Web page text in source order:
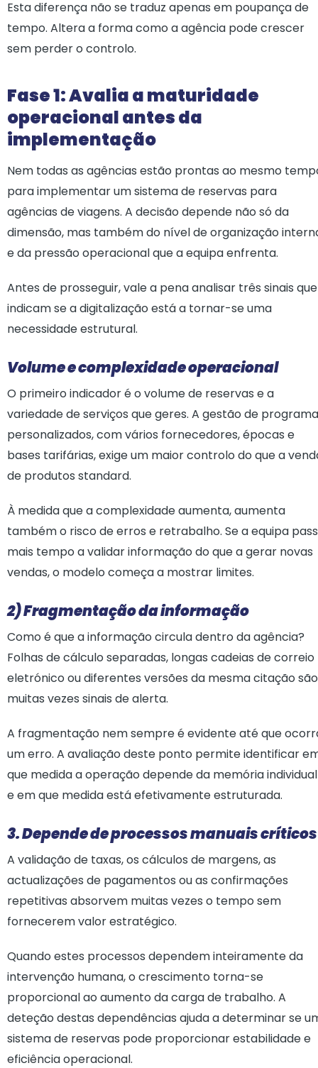
Esta diferença não se traduz apenas em poupança de
tempo. Altera a forma como a agência pode crescer
sem perder o controlo.
Fase 1: Avalia a maturidade
operacional antes da
implementação
Nem todas as agências estão prontas ao mesmo
para implementar um sistema de reservas para
agências de viagens. A decisão depende não só da
dimensão, mas também do nível de organização
e da pressão operacional que a equipa enfrenta.
Antes de prosseguir, vale a pena analisar três sinais que
indicam se a digitalização está a tornar-se uma
necessidade estrutural.
Volume e complexidade operacional
O primeiro indicador é o volume de reservas e a
variedade de serviços que geres. A gestão de
personalizados, com vários fornecedores, épocas e
bases tarifárias, exige um maior controlo do que a
de produtos standard.
À medida que a complexidade aumenta, aumenta
também o risco de erros e retrabalho. Se a equipa
mais tempo a validar informação do que a gerar novas
vendas, o modelo começa a mostrar limites.
2) Fragmentação da informação
Como é que a informação circula dentro da agência?
Folhas de cálculo separadas, longas cadeias de correio
eletrónico ou diferentes versões da mesma citação são
muitas vezes sinais de alerta.
A fragmentação nem sempre é evidente até que
um erro. A avaliação deste ponto permite identificar
que medida a operação depende da memória individual
e em que medida está efetivamente estruturada.
3. Depende de processos manuais críticos
A validação de taxas, os cálculos de margens, as
actualizações de pagamentos ou as confirmações
repetitivas absorvem muitas vezes o tempo sem
fornecerem valor estratégico.
Quando estes processos dependem inteiramente da
intervenção humana, o crescimento torna-se
proporcional ao aumento da carga de trabalho. A
deteção destas dependências ajuda a determinar se
sistema de reservas pode proporcionar estabilidade e
eficiência operacional.